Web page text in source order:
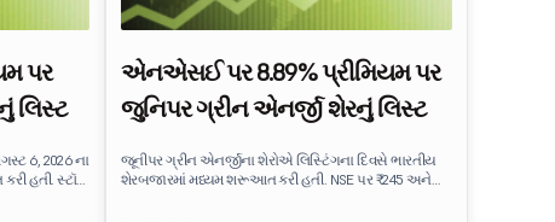
પર
લિસ્ટ
6, 2026 ના
હતી. સ્ટૉક
પ્રાપ્ત
એનએસઈ પર 8.89% પ્રીમિયમ પર
જુનિપર ગ્રીન એનર્જી શેરનું લિસ્ટ
જૂનીપર ગ્રીન એનર્જીના શેરોએ લિસ્ટિંગના દિવસે ભારતીય
શેરબજારમાં મધ્યમ શરૂઆત કરી હતી. NSE પર ₹245 અને
કરતાં લગભગ 8.89% નું પ્રીમિયમ વિતરિત કરે છે. લિસ્ટિંગએ